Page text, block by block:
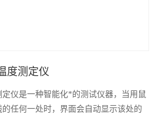
度测定仪
仪是一种智能化*的测试仪器，当用鼠
任何一处时，界面会自动显示该处的